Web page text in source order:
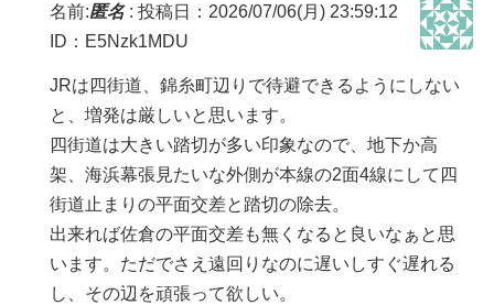
名前:匿名: 投稿日：2026/07/06(月) 23:59:12
ID：E5Nzk1MDU
JRは四街道、錦糸町辺りで待避できるようにしない
と、増発は厳しいと思います。
四街道は大きい踏切が多い印象なので、地下か高
架、海浜幕張見たいな外側が本線の2面4線にして四
街道止まりの平面交差と踏切の除去。
出来れば佐倉の平面交差も無くなると良いなぁと思
います。ただでさえ遠回りなのに遅いしすぐ遅れる
し、その辺を頑張って欲しい。